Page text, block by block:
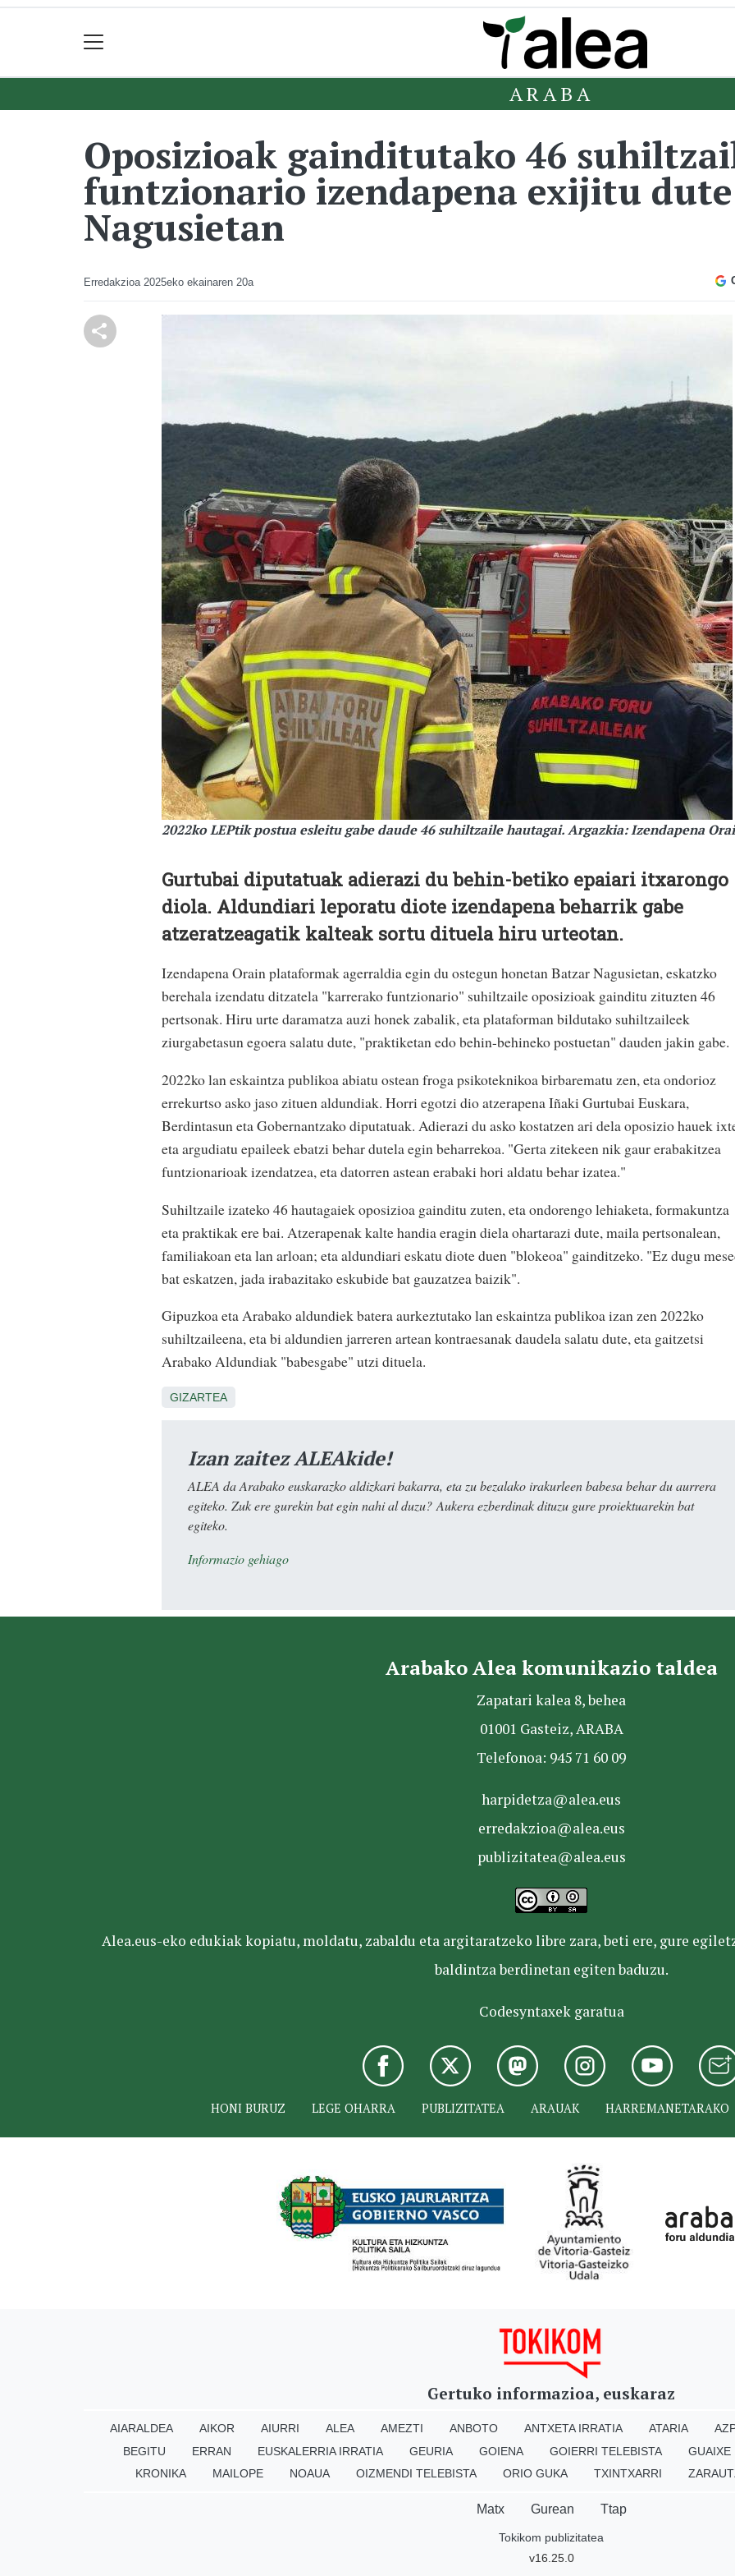
ARABA
Oposizioak gainditutako 46
funtzionario izendapena exijitu
Nagusietan
Erredakzioa 2025eko ekainaren 20a
2022ko LEPtik postua esleitu gabe daude 46 suhiltzaile hautagai. Argazkia: Izendapena
Gurtubai diputatuak adierazi du behin-betiko epaiari itxarongo
diola. Aldundiari leporatu diote izendapena beharrik gabe
atzeratzeagatik kalteak sortu dituela hiru urteotan.
Izendapena Orain plataformak agerraldia egin du ostegun honetan Batzar Nagusietan, eskatzko
berehala izendatu ditzatela "karrerako funtzionario" suhiltzaile oposizioak gainditu zituzten 46
pertsonak. Hiru urte daramatza auzi honek zabalik, eta plataforman bildutako suhiltzaileek
ziurgabetasun egoera salatu dute, "praktiketan edo behin-behineko postuetan" dauden jakin gabe.
2022ko lan eskaintza publikoa abiatu ostean froga psikoteknikoa birbarematu zen, eta ondorioz
errekurtso asko jaso zituen aldundiak. Horri egotzi dio atzerapena Iñaki Gurtubai Euskara,
Berdintasun eta Gobernantzako diputatuak. Adierazi du asko kostatzen ari dela oposizio hauek
eta argudiatu epaileek ebatzi behar dutela egin beharrekoa. "Gerta zitekeen nik gaur erabakitzea
funtzionarioak izendatzea, eta datorren astean erabaki hori aldatu behar izatea."
Suhiltzaile izateko 46 hautagaiek oposizioa gainditu zuten, eta ondorengo lehiaketa, formakuntza
eta praktikak ere bai. Atzerapenak kalte handia eragin diela ohartarazi dute, maila pertsonalean,
familiakoan eta lan arloan; eta aldundiari eskatu diote duen "blokeoa" gainditzeko. "Ez dugu
bat eskatzen, jada irabazitako eskubide bat gauzatzea baizik".
Gipuzkoa eta Arabako aldundiek batera aurkeztutako lan eskaintza publikoa izan zen 2022ko
suhiltzaileena, eta bi aldundien jarreren artean kontraesanak daudela salatu dute, eta gaitzetsi
Arabako Aldundiak "babesgabe" utzi dituela.
GIZARTEA
Izan zaitez ALEAkide!
ALEA da Arabako euskarazko aldizkari bakarra, eta zu bezalako irakurleen babesa behar du aurrera
egiteko. Zuk ere gurekin bat egin nahi al duzu? Aukera ezberdinak dituzu gure proiektuarekin bat
egiteko.
Informazio gehiago
Arabako Alea komunikazio taldea
Zapatari kalea 8, behea
01001 Gasteiz, ARABA
Telefonoa: 945 71 60 09
harpidetza@alea.eus
erredakzioa@alea.eus
publizitatea@alea.eus
Alea.eus-eko edukiak kopiatu, moldatu, zabaldu eta argitaratzeko libre zara, beti ere, gure
baldintza berdinetan egiten baduzu.
Codesyntaxek garatua
HONI BURUZ LEGE OHARRA PUBLIZITATEA ARAUAK HARREMANETARAKO
Gertuko informazioa, euskaraz
AIARALDEA AIKOR AIURRI ALEA AMEZTI ANBOTO ANTXETA IRRATIA ATARIA
BEGITU
ERRAN EUSKALERRIA IRRATIA GEURIA GOIENA GOIERRI TELEBISTA
GUAIXE
KRONIKA
MAILOPE NOAUA OIZMENDI TELEBISTA ORIO GUKA TXINTXARRI
Matx Gurean Ttap
Tokikom publizitatea
v16.25.0